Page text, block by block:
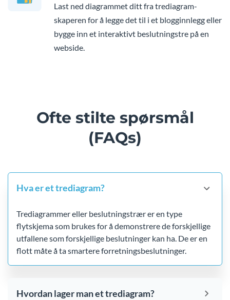
Last ned diagrammet ditt fra trediagram-
skaperen for å legge det til i et blogginnlegg eller
bygge inn et interaktivt beslutningstre på en
webside.
Ofte stilte spørsmål
(FAQs)
Hva er et trediagram?
Trediagrammer eller beslutningstrær er en type
flytskjema som brukes for å demonstrere de forskjellige
utfallene som forskjellige beslutninger kan ha. De er en
flott måte å ta smartere forretningsbeslutninger.
Hvordan lager man et trediagram?